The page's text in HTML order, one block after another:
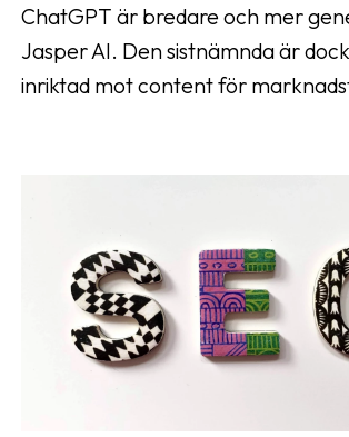
ChatGPT är bredare och mer
Jasper AI. Den sistnämnda är
inriktad mot content för